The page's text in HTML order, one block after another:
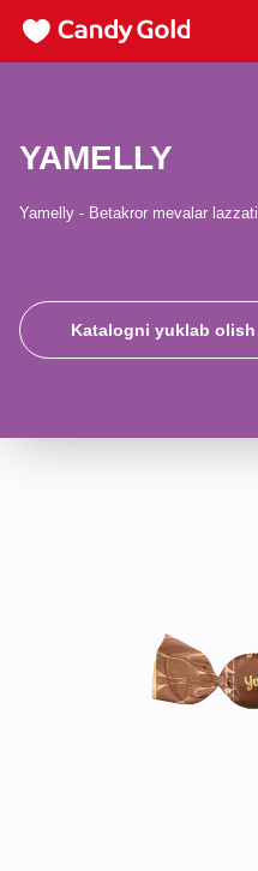
YAMELLY
Yamelly - Betakror mevalar lazzati
Katalogni yuklab olish